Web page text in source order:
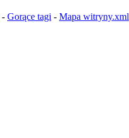
- Gorące tagi - Mapa witryny.xml